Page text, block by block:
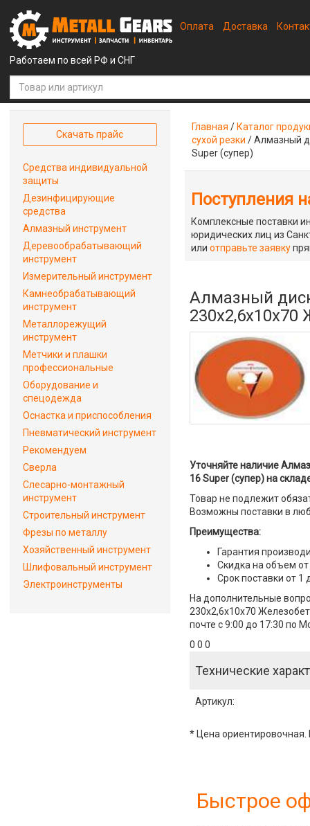
Работаем по всей РФ и СНГ
Оплата Доставка
Главная / Каталог
сухой резки /Алмазный
Super (супер)
Поступления
Комплексные поставки
юридических лиц из
илиотправьте заявку
Алмазный
230x2,6x10x70
Уточняйте наличие
16 Super (супер) на
Товар не подлежит
Возможны поставки в
Преимущества:
Гарантия
Скидка на объем от
Срок поставки от 1
На дополнительные
230x2,6x10x70
почте с 9:00 до 17:30 по
0 0 0
Технические
Артикул:
* Цена ориентировочная.
Быстрое
Скачать прайс
Средства индивидуальной
защиты
Дезинфицирующие
средства
Алмазный инструмент
Деревообрабатывающий
инструмент
Измерительный инструмент
Камнеобрабатывающий
инструмент
Металлорежущий
инструмент
Метчики и плашки
профессиональные
Оборудование и
спецодежда
Оснастка и приспособления
Пневматический инструмент
Рекомендуем
Сверла
Слесарно-монтажный
инструмент
Строительный инструмент
Фрезы по металлу
Хозяйственный инструмент
Шлифовальный инструмент
Электроинструменты